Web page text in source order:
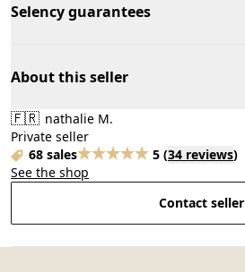
Selency guarantees
About this seller
🇫🇷 nathalie M.
Private seller
68 sales
5 (34 reviews)
See the shop
Contact seller